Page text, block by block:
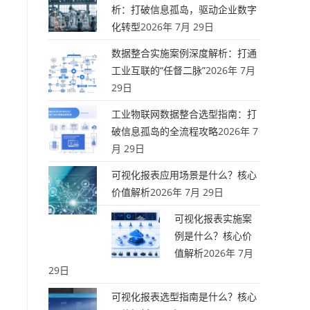
析：打破信息孤岛，驱动企业数字
化转型2026年 7月 29日
数据整合实施案例深度解析：打通
工业互联的“任督二脉”2026年 7月
29日
工业物联网数据整合选型指南：打
破信息孤岛的全流程攻略2026年 7
月 29日
可视化报表应用场景是什么？核心
价值解析2026年 7月 29日
可视化报表实施案
例是什么？核心价
值解析2026年 7月
29日
可视化报表选型指南是什么？核心